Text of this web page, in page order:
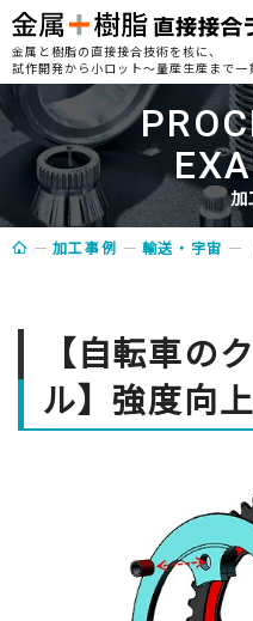
金属と樹脂の直接接合技術を核に、
試作開発から小ロット～量産生産まで一
加
加工事例 輸送・宇宙
【自転車の
ル】強度向